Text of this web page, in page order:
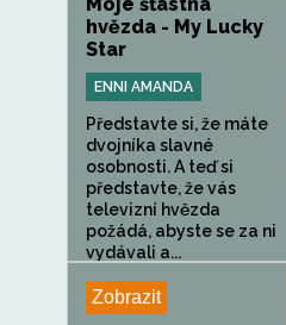
hvězda - My Lucky
Star
ENNI AMANDA
Představte si, že máte
dvojníka slavné
osobnosti. A teď si
představte, že vás
televizní hvězda
požádá, abyste se za ni
vydávali a...
Zobrazit